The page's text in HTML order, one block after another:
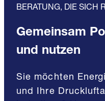
BERATUNG, DIE SICH
Gemeinsam
und nutzen
Sie möchten
und Ihre